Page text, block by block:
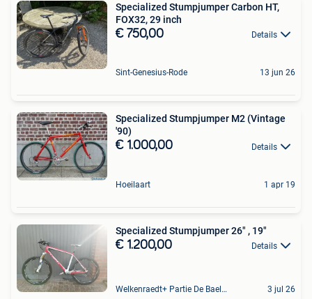
Specialized Stumpjumper Carbon HT,
FOX32, 29 inch
€ 750,00 Details
Sint-Genesius-Rode 13 jun 26
Specialized Stumpjumper M2 (Vintage
'90)
€ 1.000,00 Details
Hoeilaart 1 apr 19
Specialized Stumpjumper 26" , 19"
€ 1.200,00 Details
Welkenraedt+ Partie De Baelen 3 jul 26